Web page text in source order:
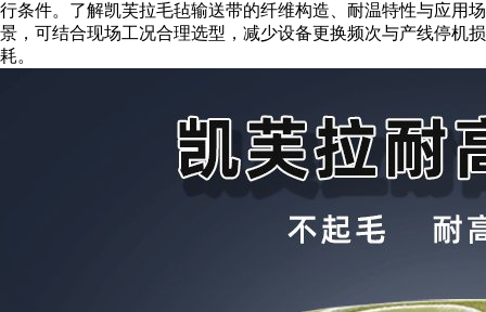
行条件。了解凯芙拉毛毡输送带的纤维构造、耐温特性与应用场
景，可结合现场工况合理选型，减少设备更换频次与产线停机损
耗。